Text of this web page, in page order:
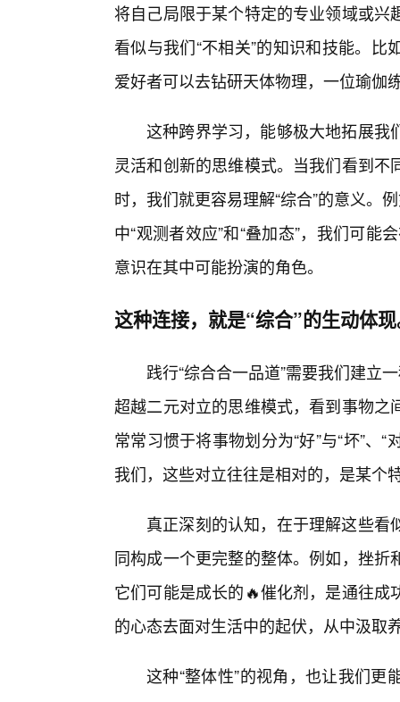
将自己局限于某个特定的专业领域或
看似与我们“不相关”的知识和技能。
爱好者可以去钻研天体物理，一位瑜伽
这种跨界学习，能够极大地拓展我
灵活和创新的思维模式。当我们看到
时，我们就更容易理解“综合”的意义。
中“观测者效应”和“叠加态”，我们可能
意识在其中可能扮演的角色。
这种连接，就是“综合”的生动体
践行“综合合一品道”需要我们建立
超越二元对立的思维模式，看到事物
常常习惯于将事物划分为“好”与“坏”、“
我们，这些对立往往是相对的，是某个
真正深刻的认知，在于理解这些
同构成一个更完整的整体。例如，挫
它们可能是成长的🔥催化剂，是通往
的心态去面对生活中的起伏，从中汲取
这种“整体性”的视角，也让我们